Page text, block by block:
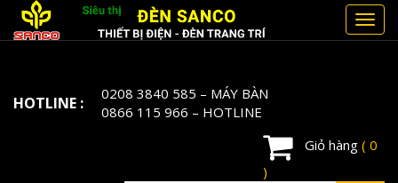
HOTLINE : 0208 3840 585 – MÁY BÀN
0866 115 966 – HOTLINE
Giỏ hàng ( 0
)